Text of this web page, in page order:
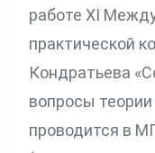
работе XI
практической
Кондратьева
вопросы
проводится в